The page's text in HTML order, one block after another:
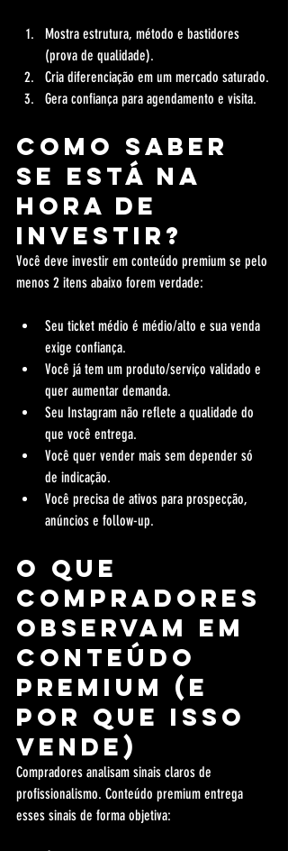
Mostra estrutura, método e bastidores
(prova de qualidade).
Cria diferenciação em um mercado saturado.
Gera confiança para agendamento e visita.
Como saber
se está na
hora de
investir?
Você deve investir em conteúdo premium se pelo
menos 2 itens abaixo forem verdade:
Seu ticket médio é médio/alto e sua venda
exige confiança.
Você já tem um produto/serviço validado e
quer aumentar demanda.
Seu Instagram não reflete a qualidade do
que você entrega.
Você quer vender mais sem depender só
de indicação.
Você precisa de ativos para prospecção,
anúncios e follow-up.
O que
compradores
observam em
conteúdo
premium (e
por que isso
vende)
Compradores analisam sinais claros de
profissionalismo. Conteúdo premium entrega
esses sinais de forma objetiva: